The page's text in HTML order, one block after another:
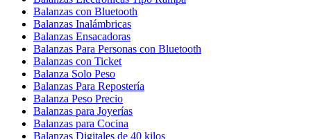
Balanzas con Bluetooth
Balanzas Inalámbricas
Balanzas Ensacadoras
Balanzas Para Personas con Bluetooth
Balanzas con Ticket
Balanza Solo Peso
Balanzas Para Repostería
Balanza Peso Precio
Balanzas para Joyerías
Balanzas para Cocina
Balanzas Digitales de 40 kilos